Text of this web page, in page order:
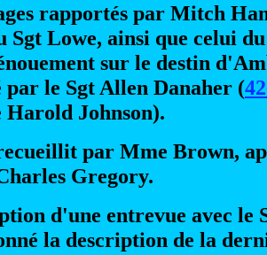
rapportés par Mitch
Sgt Lowe, ainsi que celui
sur le destin
par le Sgt Allen Danaher (
Harold Johnson).
par Mme Brown,
Gregory.
d'une entrevue avec le
la description de la